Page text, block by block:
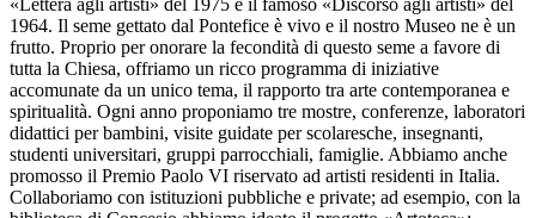
«Lettera agli artisti» del 1975 e il famoso «Discorso agli artisti» del
1964. Il seme gettato dal Pontefice è vivo e il nostro Museo ne è un
frutto. Proprio per onorare la fecondità di questo seme a favore di
tutta la Chiesa, offriamo un ricco programma di iniziative
accomunate da un unico tema, il rapporto tra arte contemporanea e
spiritualità. Ogni anno proponiamo tre mostre, conferenze, laboratori
didattici per bambini, visite guidate per scolaresche, insegnanti,
studenti universitari, gruppi parrocchiali, famiglie. Abbiamo anche
promosso il Premio Paolo VI riservato ad artisti residenti in Italia.
Collaboriamo con istituzioni pubbliche e private; ad esempio, con la